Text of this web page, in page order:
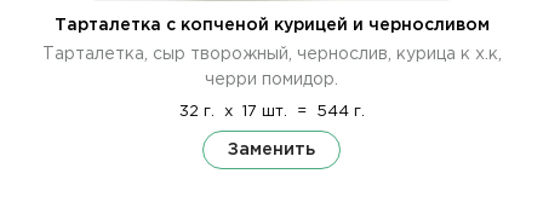
Тарталетка с копченой курицей и черносливом
Тарталетка, сыр творожный, чернослив, курица к х.к,
черри помидор.
32 г. x 17 шт. = 544 г.
Заменить